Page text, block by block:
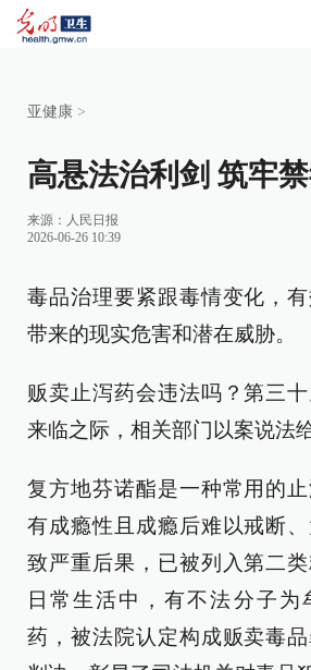
亚健康 >
高悬法治利剑 筑牢
来源： 人民日报
2026-06-26 10:39
毒品治理要紧跟毒情变化，
带来的现实危害和潜在威胁。
贩卖止泻药会违法吗？第三
来临之际，相关部门以案说法
复方地芬诺酯是一种常用的
有成瘾性且成瘾后难以戒断
致严重后果，已被列入第二类
日常生活中，有不法分子为
药，被法院认定构成贩卖毒